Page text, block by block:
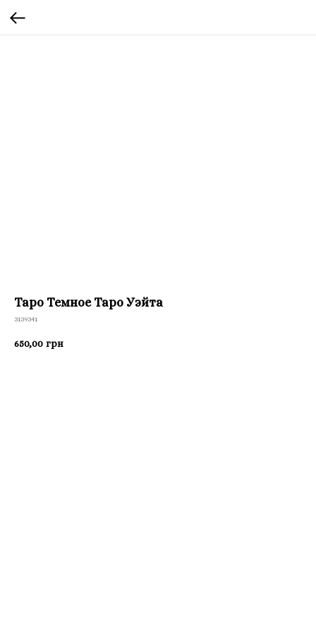
Таро Темное Таро Уэйта
3139341
650,00 грн